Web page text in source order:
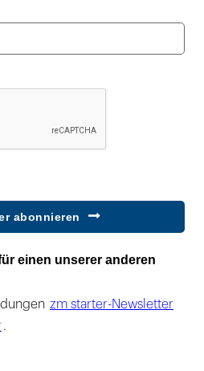
abonnieren
einen unserer anderen
zm starter-Newsletter
.